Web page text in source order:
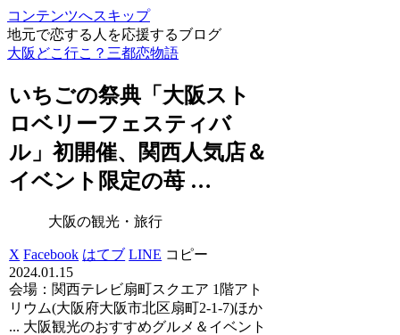
コンテンツへスキップ
地元で恋する人を応援するブログ
大阪どこ行こ？三都恋物語
いちごの祭典「 大阪スト
ロベリーフェスティバ
ル」初開催、関西人気店＆
イベント限定の苺 …
大阪の観光・旅行
X Facebook はてブ LINE コピー
2024.01.15
会場：関西テレビ扇町スクエア 1階アト
リウム(大阪府大阪市北区扇町2-1-7)ほか
... 大阪観光のおすすめグルメ＆イベント